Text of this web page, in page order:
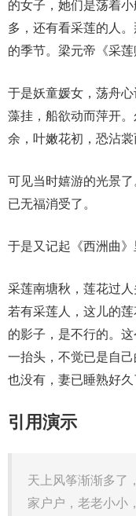
的女子，她们是荡着
多，还有看采莲的人
的季节。梁元帝《采莲
于是妖童媛女，荡舟
藻挂，船欲动而萍开
余，叶嫩花初，恐沾裳
可见当时嬉游的光景
已无福消受了。
于是又记起《西洲曲》
采莲南塘秋，莲花过
若有采莲人，这儿的
的影子，是不行的。
一抬头，不觉已是自
也没有，妻已睡熟好久
引用演示
天上风筝渐渐多了
家户户，老老小小